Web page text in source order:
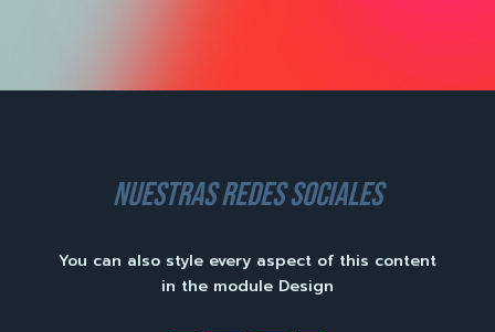
nuestras redes sociales
You can also style every aspect of this content
in the module Design